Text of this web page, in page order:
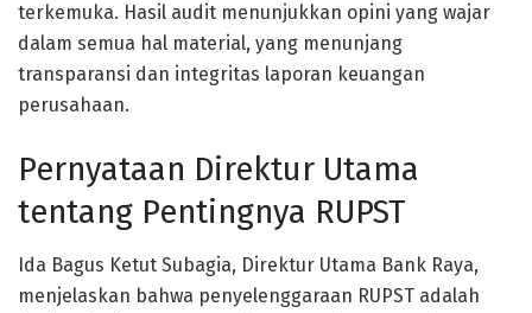
terkemuka. Hasil audit menunjukkan opini yang wajar
dalam semua hal material, yang menunjang
transparansi dan integritas laporan keuangan
perusahaan.
Pernyataan Direktur Utama
tentang Pentingnya RUPST
Ida Bagus Ketut Subagia, Direktur Utama Bank Raya,
menjelaskan bahwa penyelenggaraan RUPST adalah